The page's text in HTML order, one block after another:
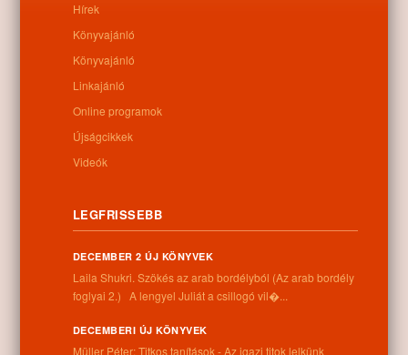
Kapcsolódó anyagok
Kategóriák:
Információk
4262 Nyíracsád, Kassai u. 4.
Telefon:
Hírek
Könyvajánló
Könyvajánló
Linkajánló
Online programok
Újságcikkek
Videók
LEGFRISSEBB
DECEMBER 2 ÚJ KÖNYVEK
Laila Shukri. Szökés ​az arab bordélyból (Az arab bordély
foglyai 2.) A lengyel Juliát a csillogó vil�...
DECEMBERI ÚJ KÖNYVEK
Müller Péter: Titkos tanítások - Az igazi titok lelkünk